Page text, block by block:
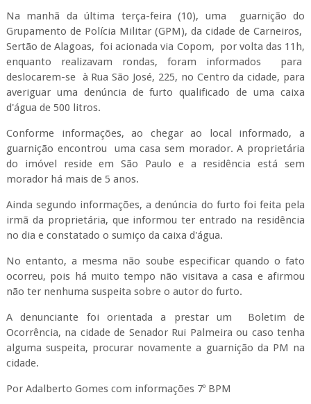
Na manhã da última terça-feira (10), uma guarnição do
Grupamento de Polícia Militar (GPM), da cidade de Carneiros,
Sertão de Alagoas, foi acionada via Copom, por volta das 11h,
enquanto realizavam rondas, foram informados para
deslocarem-se à Rua São José, 225, no Centro da cidade, para
averiguar uma denúncia de furto qualificado de uma caixa
d'água de 500 litros.
Conforme informações, ao chegar ao local informado, a
guarnição encontrou uma casa sem morador. A proprietária
do imóvel reside em São Paulo e a residência está sem
morador há mais de 5 anos.
Ainda segundo informações, a denúncia do furto foi feita pela
irmã da proprietária, que informou ter entrado na residência
no dia e constatado o sumiço da caixa d'água.
No entanto, a mesma não soube especificar quando o fato
ocorreu, pois há muito tempo não visitava a casa e afirmou
não ter nenhuma suspeita sobre o autor do furto.
A denunciante foi orientada a prestar um Boletim de
Ocorrência, na cidade de Senador Rui Palmeira ou caso tenha
alguma suspeita, procurar novamente a guarnição da PM na
cidade.
Por Adalberto Gomes com informações 7º BPM